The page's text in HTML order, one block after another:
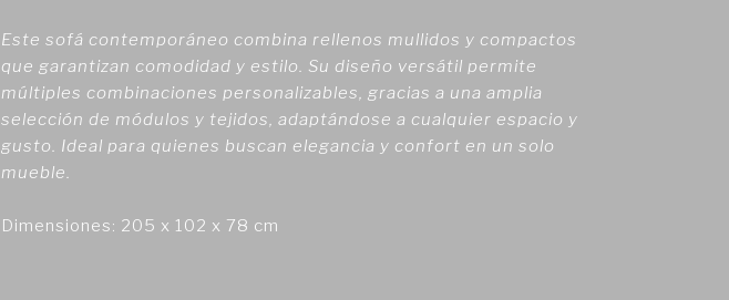
Este sofá contemporáneo combina rellenos mullidos y compactos
que garantizan comodidad y estilo. Su diseño versátil permite
múltiples combinaciones personalizables, gracias a una amplia
selección de módulos y tejidos, adaptándose a cualquier espacio y
gusto. Ideal para quienes buscan elegancia y confort en un solo
mueble.
Dimensiones: 205 x 102 x 78 cm